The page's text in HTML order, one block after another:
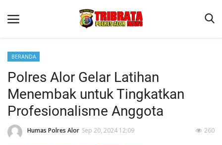
Beranda
Terms & Conditions
Reskrim
Binkam
BERANDA
Polres Alor Gelar Latihan
Menembak untuk Tingkatkan
Profesionalisme Anggota
Humas Polres Alor Sep 20, 2024 12:09 260